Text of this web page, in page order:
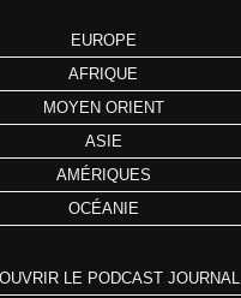
EUROPE
AFRIQUE
MOYEN ORIENT
ASIE
AMÉRIQUES
OCÉANIE
LE PODCAST JOURNAL